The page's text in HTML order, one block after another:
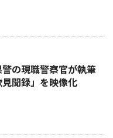
の現職警察官が執筆
聞録」を映像化